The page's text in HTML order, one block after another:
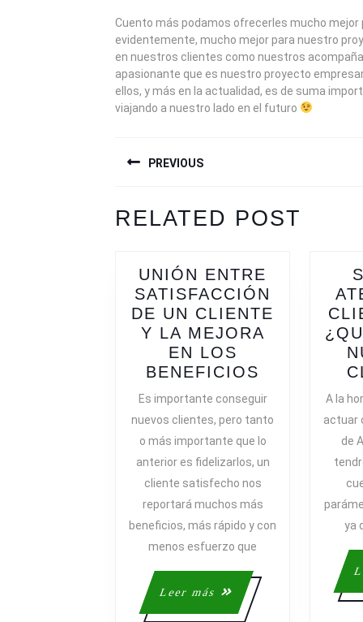
Cuento más podamos ofrecerles mucho mejor
evidentemente, mucho mejor para nuestro
en nuestros clientes como nuestros
apasionante que es nuestro proyecto
ellos, y más en la actualidad, es de suma
viajando a nuestro lado en el futuro
DE
ENTRADAS
PREVIOUS
post:
RELATED POST
UNIÓN ENTRE
SATISFACCIÓN
DE UN CLIENTE
Y LA MEJORA
EN LOS
BENEFICIOS
ENTRE
DE
UN
CLIENTE
Y
LA
MEJORA
Es importante conseguir
nuevos clientes, pero tanto
o más importante que lo
anterior es fidelizarlos, un
cliente satisfecho nos
reportará muchos más
beneficios, más rápido y con
menos esfuerzo que
Leer más
Leer
más
A la
actuar
de
ya